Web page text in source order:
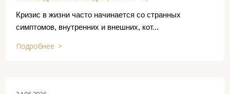
Кризис в жизни часто начинается со странных
симптомов, внутренних и внешних, кот...
Подробнее >